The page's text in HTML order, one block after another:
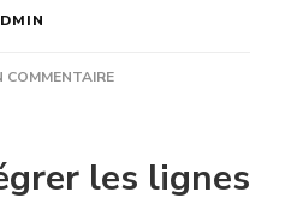
COMMENTAIRESUR
LES
les lignes